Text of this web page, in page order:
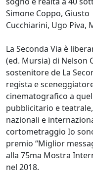
Simone Coppo,
Cucchiarini, Ugo Piva,
La Seconda Via è
(ed. Mursia) di Nelson
sostenitore de La
regista e
cinematografico a
pubblicitario e
nazionali e
cortometraggio Io
premio “Miglior
alla 75ma Mostra
nel 2018.